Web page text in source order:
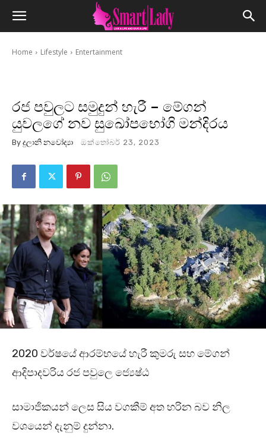
Home Lifestyle Entertainment
රජ පවුලට සමුදුන් හැරී – මේගන්
යුවලගේ නව සුඛෝපභෝගි මන්දිරය
By දුලානි නවෝද්‍යා ඔක්තෝබර් 23, 2023
2020 වර්ෂයේ ආරම්භයේ හැරී කුමරු සහ මේගන්
ආදිපාදවරිය රජ පවුලෙ ජ්‍යෙෂ්ඨ
සාමාජිකයන් ලෙස සිය වගකීම් අත හරින බව නිල
වශයෙන් දැනුම් දුන්නා.